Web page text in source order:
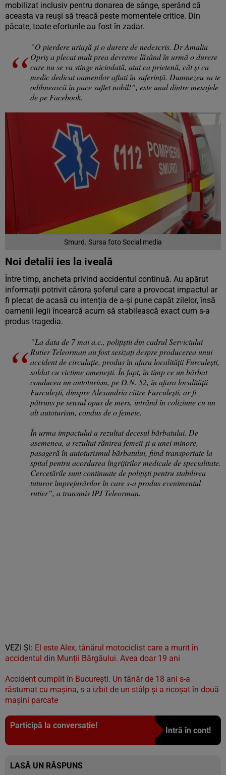
mobilizat inclusiv pentru donarea de sânge, sperând că
aceasta va reuși să treacă peste momentele critice. Din
păcate, toate eforturile au fost în zadar.
”O pierdere uriașă și o durere de nedescris. Dr Amalia
Opriș a plecat mult prea devreme lăsând în urmă o durere
care nu se va stinge niciodată, atat ca prietenă, cât și ca
medic dedicat oamenilor aflati în suferință. Dumnezeu sa te
odihnească în pace suflet nobil!”, este unul dintre mesajele
de pe Facebook.
Smurd. Sursa foto Social media
Noi detalii ies la iveală
Între timp, ancheta privind accidentul continuă. Au apărut
informații potrivit cărora șoferul care a provocat impactul ar
fi plecat de acasă cu intenția de a-și pune capăt zilelor, însă
oamenii legii încearcă acum să stabilească exact cum s-a
produs tragedia.
”La data de 7 mai a.c., polițiștii din cadrul Serviciului
Rutier Teleorman au fost sesizați despre producerea unui
accident de circulație, produs în afara localității Furculești,
soldat cu victime omenești. În fapt, în timp ce un bărbat
conducea un autoturism, pe D.N. 52, în afara localității
Furculești, dinspre Alexandria către Furculești, ar fi
pătruns pe sensul opus de mers, intrând în coliziune cu un
alt autoturism, condus de o femeie.
În urma impactului a rezultat decesul bărbatului. De
asemenea, a rezultat rănirea femeii și a unei minore,
pasageră în autoturismul bărbatului, fiind transportate la
spital pentru acordarea îngrijirilor medicale de specialitate.
Cercetările sunt continuate de polițiști pentru stabilirea
tuturor împrejurărilor în care s-a produs evenimentul
rutier”, a transmis IPJ Teleorman.
VEZI ȘI: El este Alex, tânărul motociclist care a murit în
accidentul din Munții Bârgăului. Avea doar 19 ani
Accident cumplit în București. Un tânăr de 18 ani s-a
răsturnat cu mașina, s-a izbit de un stâlp și a ricoșat în două
mașini parcate
Participă la conversație!
Intră în cont!
LASĂ UN RĂSPUNS